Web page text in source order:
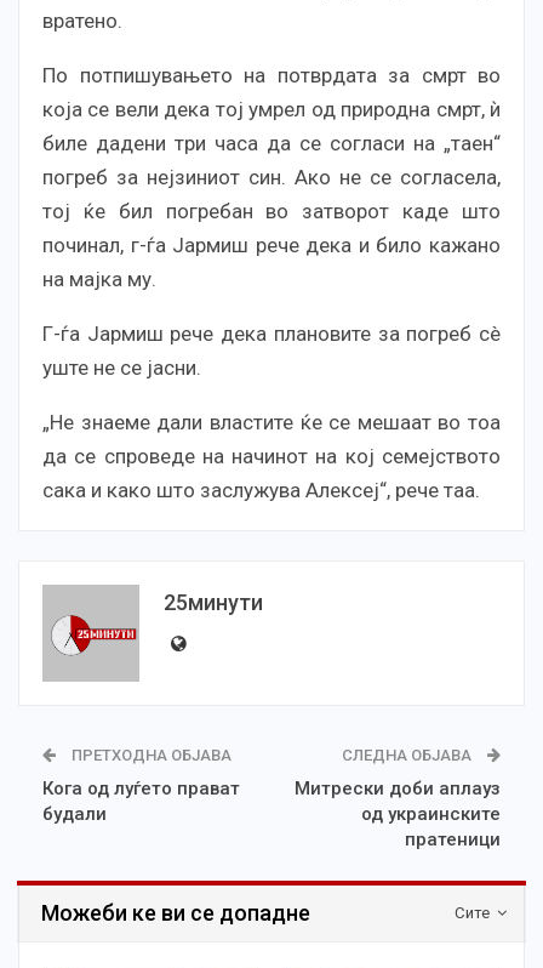
вратено.
По потпишувањето на потврдата за смрт во
која се вели дека тој умрел од природна смрт, ѝ
биле дадени три часа да се согласи на „таен“
погреб за нејзиниот син. Ако не се согласeла,
тој ќе бил погребан во затворот каде што
починал, г-ѓа Јармиш рече дека и било кажано
на мајка му.
Г-ѓа Јармиш рече дека плановите за погреб сè
уште не се јасни.
„Не знаеме дали властите ќе се мешаат во тоа
да се спроведе на начинот на кој семејството
сака и како што заслужува Алексеј“, рече таа.
25минути
ПРЕТХОДНА ОБЈАВА
Кога од луѓето прават
будали
СЛЕДНА ОБЈАВА
Митрески доби аплауз
од украинските
пратеници
Сите
Можеби ке ви се допадне